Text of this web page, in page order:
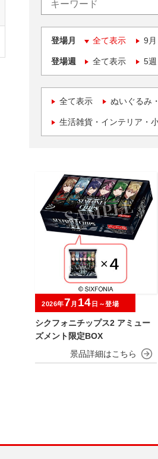
登場月 全て表示 9月
登場週 全て表示 5週
全て表示 ぬいぐるみ
生活雑貨・インテリア・
シクフォニチップス2 アミュー
ズメント限定BOX
2026年7 月 14 日～登場